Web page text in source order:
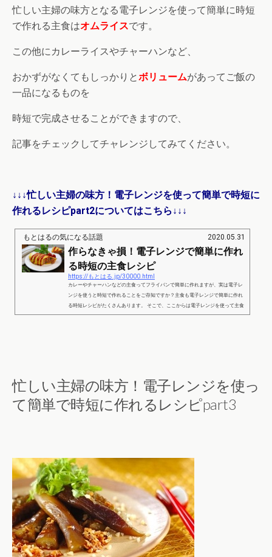
忙しい主婦の味方となる電子レンジを使って簡単に時短
で作れる主食はオムライスです。
この他にカレーライスやチャーハンなど、
おかずがなくてもしっかりとボリュームがあってご飯の
一品になるものを
時短で完成させることができますので、
記事をチェックしてチャレンジしてみてください。
↓↓↓忙しい主婦の味方！電子レンジを使って簡単で時短に
作れるレシピpart2についてはこちら↓↓↓
もとはるの気になる話題 2020.05.31
作らなきゃ損！電子レンジで簡単に作れ
る時短の主食レシピ
https://もとはる.jp/30000.html
カレーやチャーハンなどの主食ってフライパンで簡単に作れますが、実は電子レ
ンジを使うと時短で作れることをご存知ですか？主食も電子レンジで簡単に作れ
る時短レシピがたくさんあります。 そこで、ここからは電子レンジを使って主食
を簡単に作れる時短レシピをご紹介しますね。 作らなきゃ損！電子レンジで簡単
忙しい主婦の味方！電子レンジを使っ
て簡単で時短に作れるレシピpart3